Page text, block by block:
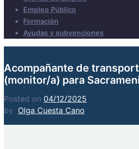
Empleo Público
Formación
Ayudas y subvenciones
Acompañante de
(monitor/a) para
Posted on 04/12/2025
by Olga Cuesta Cano